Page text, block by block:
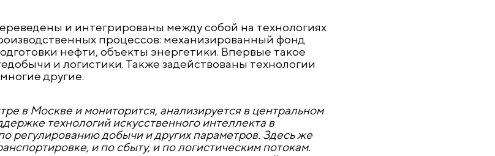
и интегрированы между собой на технологиях
процессов: механизированный фонд
нефти, объекты энергетики. Впервые такое
и логистики. Также задействованы технологии
другие.
в Москве и мониторится, анализируется в центральном
технологий искусственного интеллекта в
добычи и других параметров. Здесь же
и по сбыту, и по логистическим потокам.